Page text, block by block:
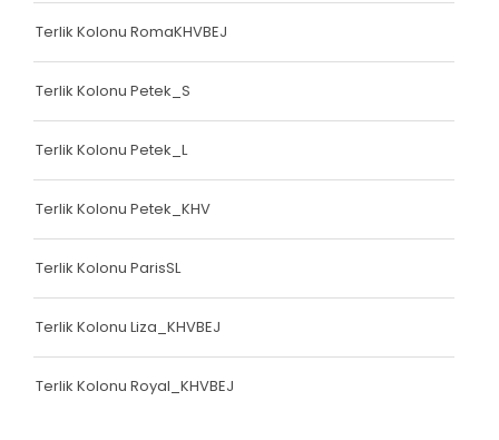
Terlik Kolonu RomaKHVBEJ
Terlik Kolonu Petek_S
Terlik Kolonu Petek_L
Terlik Kolonu Petek_KHV
Terlik Kolonu ParisSL
Terlik Kolonu Liza_KHVBEJ
Terlik Kolonu Royal_KHVBEJ